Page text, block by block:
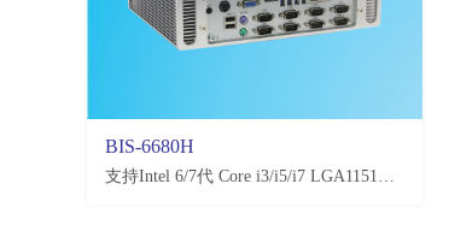
BIS-6680H
支持Intel 6/7代 Core i3/i5/i7 LGA1151处理器，H110/Q170/C236，4*USB3.0, 4*USB2.0，2-10*COM(可选)